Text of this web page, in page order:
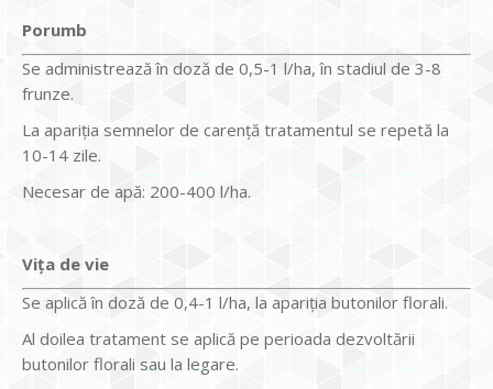
Porumb
Se administrează în doză de 0,5-1 l/ha, în stadiul de 3-8
frunze.
La apariţia semnelor de carenţă tratamentul se repetă la
10-14 zile.
Necesar de apă: 200-400 l/ha.
Viţa de vie
Se aplică în doză de 0,4-1 l/ha, la apariţia butonilor florali.
Al doilea tratament se aplică pe perioada dezvoltării
butonilor florali sau la legare.